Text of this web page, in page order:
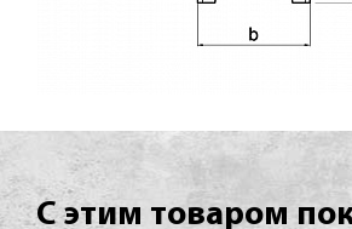
С этим товаром